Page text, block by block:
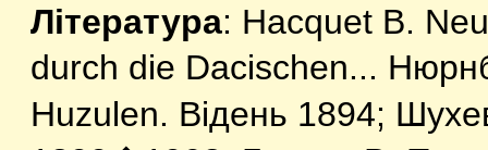
Література: Hacquet B.
durch die Dacischen...
Huzulen. Відень 1894;